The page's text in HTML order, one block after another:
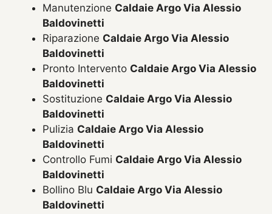
Manutenzione Caldaie Argo Via Alessio
Baldovinetti
Riparazione Caldaie Argo Via Alessio
Baldovinetti
Pronto Intervento Caldaie Argo Via Alessio
Baldovinetti
Sostituzione Caldaie Argo Via Alessio
Baldovinetti
Pulizia Caldaie Argo Via Alessio
Baldovinetti
Controllo Fumi Caldaie Argo Via Alessio
Baldovinetti
Bollino Blu Caldaie Argo Via Alessio
Baldovinetti